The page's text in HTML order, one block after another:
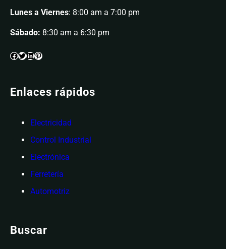
Lunes a Viernes: 8:00 am a 7:00 pm
Sábado: 8:30 am a 6:30 pm
Enlaces rápidos
Electricidad
Control Industrial
Electrónica
Ferretería
Automotriz
Buscar